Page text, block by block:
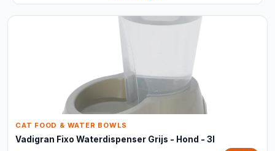
CAT FOOD & WATER BOWLS
Vadigran Fixo Waterdispenser Grijs - Hond - 3l